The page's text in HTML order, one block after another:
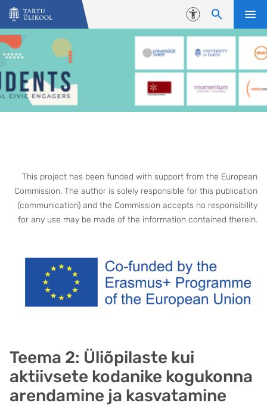
Liigu edasi põhisisu juurde
Juurdepääsetavus
Teema 2: Üliõpilaste kui
aktiivsete kodanike kogukonna
arendamine ja kasvatamine
This project has been funded with support from the European
Commission. The author is solely responsible for this publication
(communication) and the Commission accepts no responsibility
for any use may be made of the information contained therein.